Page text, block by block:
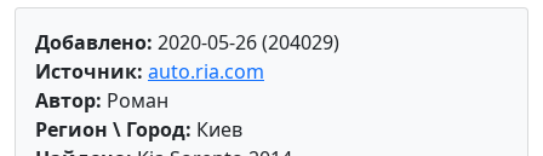
Добавлено: 2020-05-26 (204029)
Источник: auto.ria.com
Автор: Роман
Регион \ Город: Киев